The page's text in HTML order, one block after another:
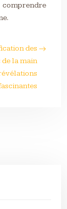
comprendre
des
de la main